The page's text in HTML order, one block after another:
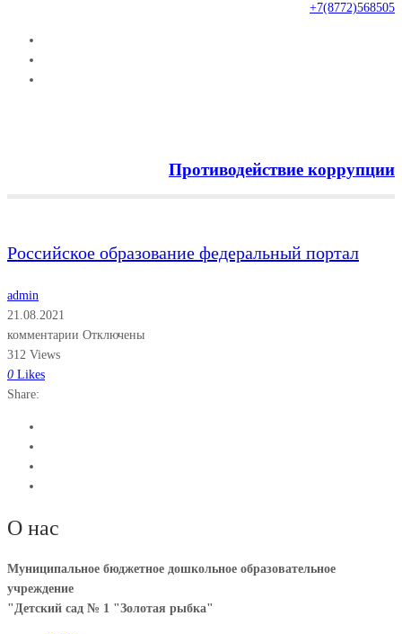
+7(8772)568505
Противодействие коррупции
Российское образование федеральный портал
admin
21.08.2021
комментарии Отключены
312 Views
0 Likes
Share:
О нас
Муниципальное бюджетное дошкольное образовательное
учреждение
"Детский сад № 1 "Золотая рыбка"